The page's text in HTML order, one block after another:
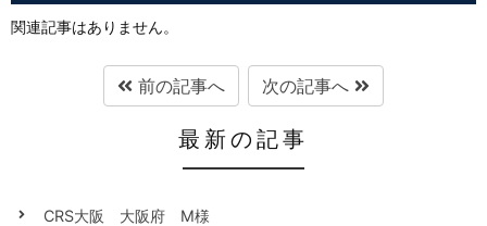
関連記事はありません。
前の記事へ 次の記事へ
最新の記事
CRS大阪 大阪府 M様